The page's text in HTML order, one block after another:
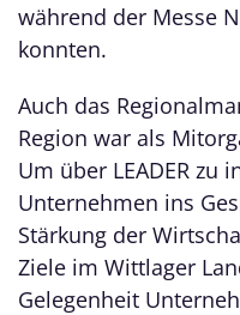
während der Messe
konnten.
Auch das
Region war als
Um über LEADER
Unternehmen ins
Stärkung der
Ziele im Wittlager
Gelegenheit